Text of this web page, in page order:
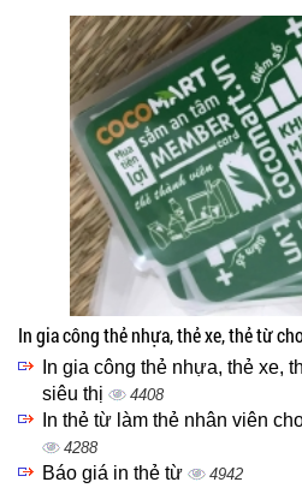
In gia công thẻ nhựa, thẻ xe, thẻ từ
In gia công thẻ nhựa, thẻ xe,
siêu thị
4408
In thẻ từ làm thẻ nhân viên
4288
Báo giá in thẻ từ 4942